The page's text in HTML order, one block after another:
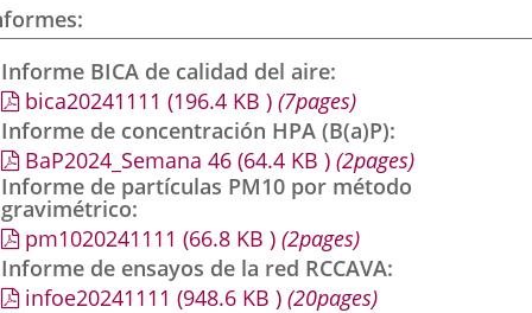
externa.externa.
Informe BICA de calidad del aire
bica20241111 (196.4 KB ) (7pages)
Informe de concentración HPA (B(a)P)
BaP2024_Semana 46 (64.4 KB ) (2pages)
Informe de partículas PM10 por método
gravimétrico
pm1020241111 (66.8 KB ) (2pages)
Informe de ensayos de la red RCCAVA
infoe20241111 (948.6 KB ) (20pages)